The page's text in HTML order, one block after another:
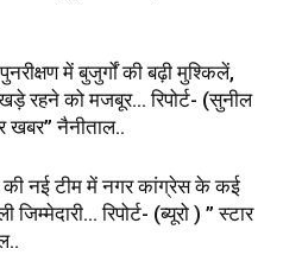
में बुजुर्गों की बढ़ी मुश्किलें,
रहने को मजबूर… रिपोर्ट- (सुनील
खबर” नैनीताल..
की नई टीम में नगर कांग्रेस के कई
रिपोर्ट- (ब्यूरो ) ” स्टार